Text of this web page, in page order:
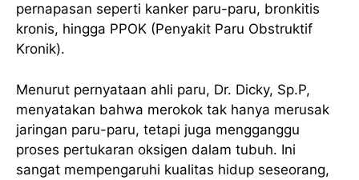
pernapasan seperti kanker paru-paru, bronkitis
kronis, hingga PPOK (Penyakit Paru Obstruktif
Kronik).
Menurut pernyataan ahli paru, Dr. Dicky, Sp.P,
menyatakan bahwa merokok tak hanya merusak
jaringan paru-paru, tetapi juga mengganggu
proses pertukaran oksigen dalam tubuh. Ini
sangat mempengaruhi kualitas hidup seseorang,